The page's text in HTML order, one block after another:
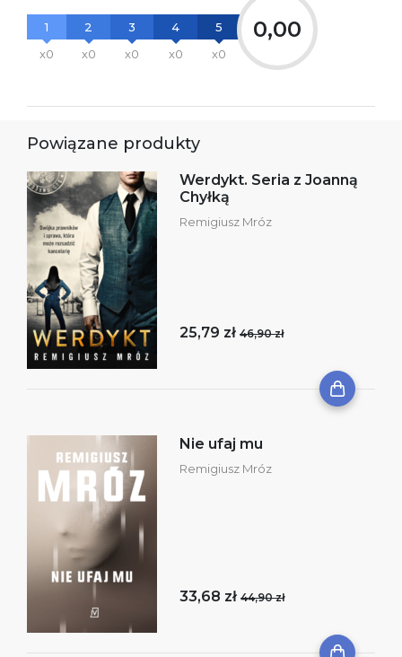
1
x0
2
x0
3
x0
4
x0
5
x0
0,00
Powiązane produkty
Werdykt. Seria z Joanną
Chyłką
Remigiusz Mróz
25,79 zł 46,90 zł
Nie ufaj mu
Remigiusz Mróz
33,68 zł 44,90 zł